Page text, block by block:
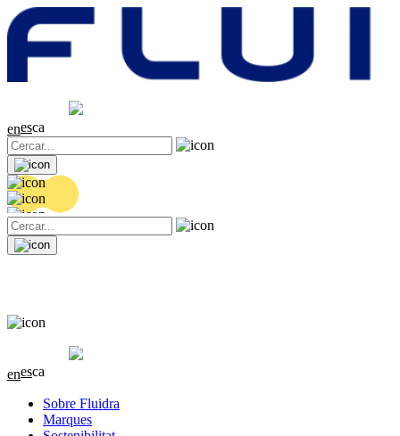
0.04 (+0.2%)
enesca
0.04 (+0.2%)
enesca
Sobre Fluidra
Marques